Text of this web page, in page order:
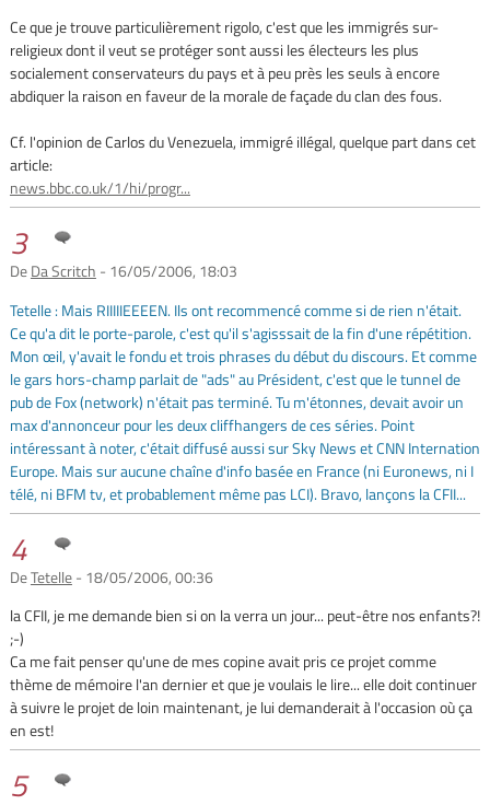
Ce que je trouve particulièrement rigolo, c'est que les immigrés sur-
religieux dont il veut se protéger sont aussi les électeurs les plus
socialement conservateurs du pays et à peu près les seuls à encore
abdiquer la raison en faveur de la morale de façade du clan des fous.
Cf. l'opinion de Carlos du Venezuela, immigré illégal, quelque part dans cet
article:
news.bbc.co.uk/1/hi/progr...
3
DeDa Scritch - 16/05/2006, 18:03
Tetelle : Mais RIIIIIEEEEN. Ils ont recommencé comme si de rien n'était.
Ce qu'a dit le porte-parole, c'est qu'il s'agisssait de la fin d'une répétition.
Mon œil, y'avait le fondu et trois phrases du début du discours. Et comme
le gars hors-champ parlait de "ads" au Président, c'est que le tunnel de
pub de Fox (network) n'était pas terminé. Tu m'étonnes, devait avoir un
max d'annonceur pour les deux cliffhangers de ces séries. Point
intéressant à noter, c'était diffusé aussi sur Sky News et CNN Internation
Europe. Mais sur aucune chaîne d'info basée en France (ni Euronews, ni I
télé, ni BFM tv, et probablement même pas LCI). Bravo, lançons la CFII...
4
DeTetelle- 18/05/2006, 00:36
la CFII, je me demande bien si on la verra un jour... peut-être nos enfants?!
;-)
Ca me fait penser qu'une de mes copine avait pris ce projet comme
thème de mémoire l'an dernier et que je voulais le lire... elle doit continuer
à suivre le projet de loin maintenant, je lui demanderait à l'occasion où ça
en est!
5